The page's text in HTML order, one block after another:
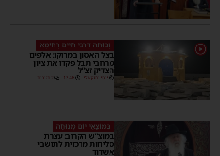
1 זְכוּתֵהּ דְּרַבִּי חַיִים רְחִימָא
בצל האסון במרוקו: אלפים
מרחבי תבל פקדו את ציון
הצדיק זצ”ל
יוסי יחזקאלי 17:46 2 תגובות
בְּמוֹצָאֵי יוֹם מְנוּחָה
במוצ”ש הקרוב: עצרת
סליחות מרכזית לתושבי
אשדוד